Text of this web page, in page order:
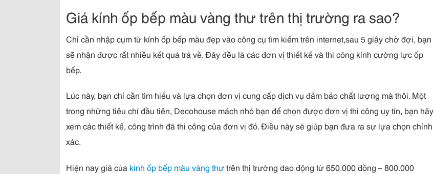
Giá kính ốp bếp màu vàng thư trên thị trường ra sao?
Chỉ cần nhập cụm từ kính ốp bếp màu đẹp vào công cụ tìm kiếm trên internet,sau 5 giây chờ đợi, bạn
sẽ nhận được rất nhiều kết quả trả về. Đây đều là các đơn vị thiết kế và thi công kính cường lực ốp
bếp.
Lúc này, bạn chỉ cần tìm hiểu và lựa chọn đơn vị cung cấp dịch vụ đảm bảo chất lượng mà thôi. Một
trong những tiêu chí đầu tiên, Decohouse mách nhỏ bạn để chọn được đơn vị thi công uy tín, bạn hãy
xem các thiết kế, công trình đã thi công của đơn vị đó. Điều này sẽ giúp bạn đưa ra sự lựa chọn chính
xác.
Hiện nay giá của kính ốp bếp màu vàng thưtrên thị trường dao động từ 650.000 đồng – 800.000